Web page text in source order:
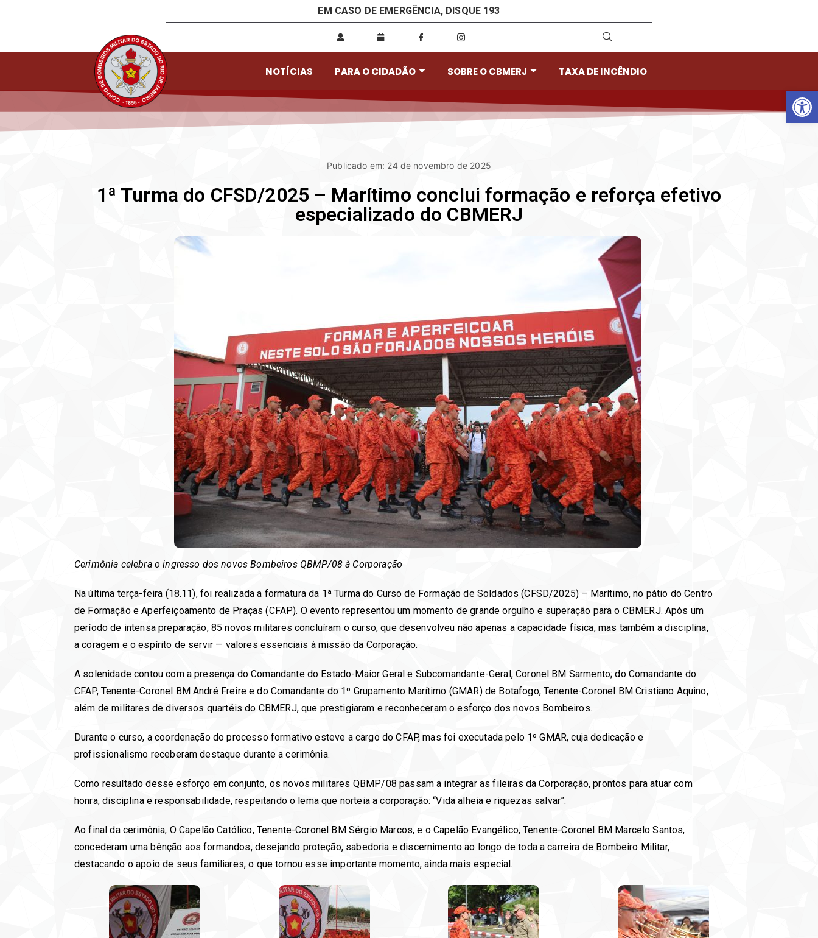
EM CASO DE EMERGÊNCIA, DISQUE 193
NOTÍCIAS PARA O CIDADÃO SOBRE O CBMERJ TAXA DE INCÊNDIO
Publicado em: 24 de novembro de 2025
1ª Turma do CFSD/2025 – Marítimo conclui formação e reforça efetivo
especializado do CBMERJ
Cerimônia celebra o ingresso dos novos Bombeiros QBMP/08 à Corporação
Na última terça-feira (18.11), foi realizada a formatura da 1ª Turma do Curso de Formação de Soldados (CFSD/2025) – Marítimo, no pátio do Centro
de Formação e Aperfeiçoamento de Praças (CFAP). O evento representou um momento de grande orgulho e superação para o CBMERJ. Após um
período de intensa preparação, 85 novos militares concluíram o curso, que desenvolveu não apenas a capacidade física, mas também a disciplina,
a coragem e o espírito de servir — valores essenciais à missão da Corporação.
A solenidade contou com a presença do Comandante do Estado-Maior Geral e Subcomandante-Geral, Coronel BM Sarmento; do Comandante do
CFAP, Tenente-Coronel BM André Freire e do Comandante do 1º Grupamento Marítimo (GMAR) de Botafogo, Tenente-Coronel BM Cristiano Aquino,
além de militares de diversos quartéis do CBMERJ, que prestigiaram e reconheceram o esforço dos novos Bombeiros.
Durante o curso, a coordenação do processo formativo esteve a cargo do CFAP, mas foi executada pelo 1º GMAR, cuja dedicação e
profissionalismo receberam destaque durante a cerimônia.
Como resultado desse esforço em conjunto, os novos militares QBMP/08 passam a integrar as fileiras da Corporação, prontos para atuar com
honra, disciplina e responsabilidade, respeitando o lema que norteia a corporação: “Vida alheia e riquezas salvar”.
Ao final da cerimônia, O Capelão Católico, Tenente-Coronel BM Sérgio Marcos, e o Capelão Evangélico, Tenente-Coronel BM Marcelo Santos,
concederam uma bênção aos formandos, desejando proteção, sabedoria e discernimento ao longo de toda a carreira de Bombeiro Militar,
destacando o apoio de seus familiares, o que tornou esse importante momento, ainda mais especial.